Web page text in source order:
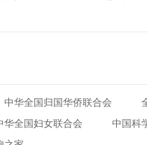
中华全国归国华侨联合会
华全国妇女联合会
中国科